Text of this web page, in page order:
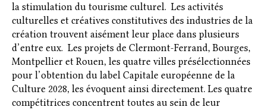
la stimulation du tourisme culturel. Les activités
culturelles et créatives constitutives des industries de la
création trouvent aisément leur place dans plusieurs
d’entre eux. Les projets de Clermont-Ferrand, Bourges,
Montpellier et Rouen, les quatre villes présélectionnées
pour l’obtention du label Capitale européenne de la
Culture 2028, les évoquent ainsi directement. Les quatre
compétitrices concentrent toutes au sein de leur